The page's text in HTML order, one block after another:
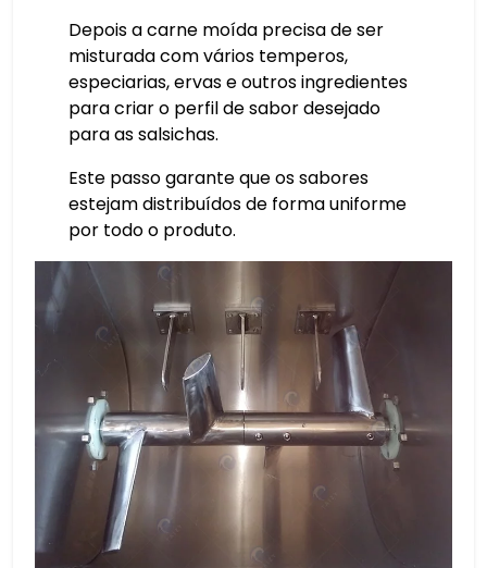
Depois a carne moída precisa de ser
misturada com vários temperos,
especiarias, ervas e outros ingredientes
para criar o perfil de sabor desejado
para as salsichas.
Este passo garante que os sabores
estejam distribuídos de forma uniforme
por todo o produto.